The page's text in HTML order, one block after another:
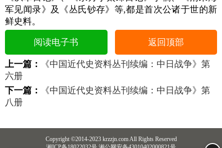
军见闻录》及《丛氏钞存》等,都是首次公诸于世的新
鲜史料。
阅读电子书 返回顶部
上一篇：
《中国近代史资料丛刊续编：中日战争》第
六册
下一篇：
《中国近代史资料丛刊续编：中日战争》第
八册
Copyright ©2014-2023 krzzjn.com All Rights Reserved